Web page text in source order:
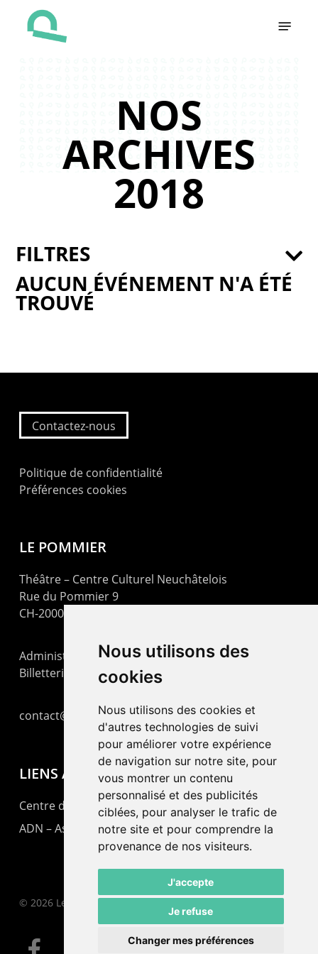
Nous utilisons des
cookies
Nous utilisons des cookies et
d'autres technologies de suivi
pour améliorer votre expérience
de navigation sur notre site, pour
vous montrer un contenu
personnalisé et des publicités
ciblées, pour analyser le trafic de
notre site et pour comprendre la
provenance de nos visiteurs.
J'accepte
Je refuse
Changer mes préférences
NOS
ARCHIVES
2018
AUCUN ÉVÉNEMENT N'A ÉTÉ
TROUVÉ
FILTRES
Contactez-nous
Politique de confidentialité
Préférences cookies
LE POMMIER
Théâtre – Centre Culturel Neuchâtelois
Rue du Pommier 9
CH-2000 Neuchâtel
Administration : +41 32 725 03 03
Billetterie : +41 32 725 05 05
contact@lepommier.ch
LIENS AMIS
Centre de culture ABC
ADN – Association Danse Neuchâtel
© 2026 Le Pommier.
facebook email